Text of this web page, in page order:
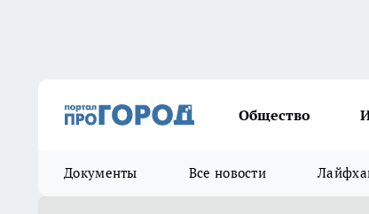
Общество
Документы Все новости